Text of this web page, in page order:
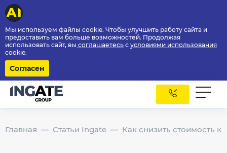
Мы используем файлы cookie. Чтобы улучшить работу сайта и
предоставить вам больше возможностей. Продолжая
использовать сайт, вы соглашаетесь с условиями использования
cookie.
Согласен
Главная Статьи Ingate Как снизить стоимость